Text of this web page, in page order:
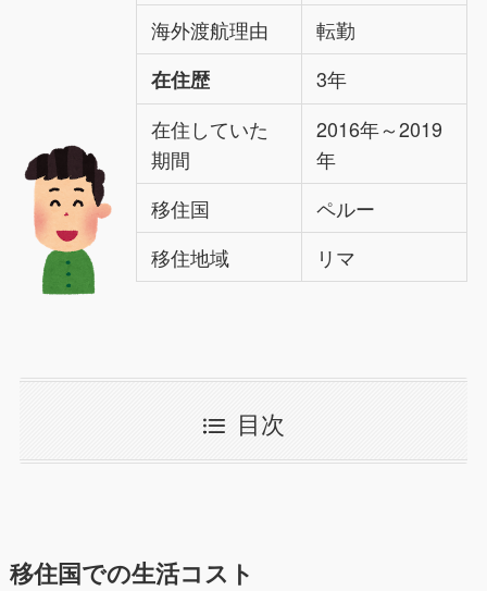
海外渡航理由
転勤
在住歴
3年
在住していた
期間
2016年～2019
年
移住国
ペルー
移住地域
リマ
目次
移住国での生活コスト